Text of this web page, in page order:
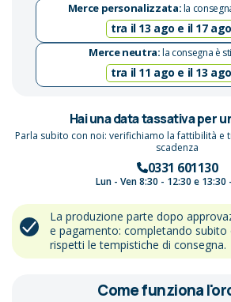
Merce personalizzata:la
tra il 13 ago e il 17 ago
Merce neutra:la consegna è
tra il 11 ago e il 13 ago
Hai una data tassativa per
Parla subito con noi: verifichiamo la fattibilità e
scadenza
0331 601130
Lun - Ven 8:30 - 12:30 e 13:30
La produzione parte dopo
e pagamento: completando subito
rispetti le tempistiche di consegna.
Come funziona